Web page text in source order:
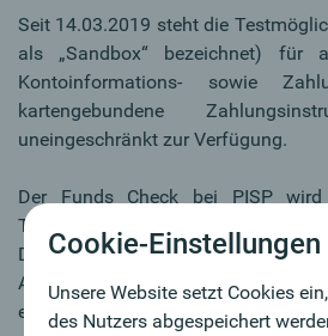
Seit 14.03.2019 steht die
als „Sandbox“ bezeichnet) für
Kontoinformations- sowie
kartengebundene
uneingeschränkt zur Verfügung.
Der Funds Check bei PISP
Transaktion in unserer
Deckung des Kontos wird ein
Aufrufenden zurückgegeben.
eines expliziten Funds Check
Cookie-Einstellungen
Unsere Website setzt Cookies
des Nutzers abgespeichert